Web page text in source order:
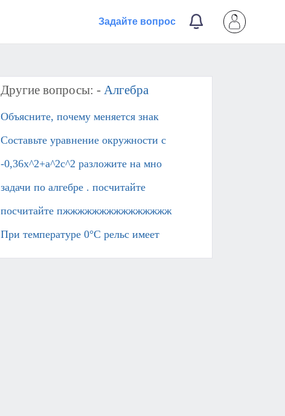
Задайте вопрос
Другие вопросы: - Алгебра
Объясните, почему меняется знак
Составьте уравнение окружности с
-0,36x^2+a^2c^2 разложите на мно
задачи по алгебре . посчитайте
посчитайте пжжжжжжжжжжжжжжж​
При температуре 0°С рельс имеет